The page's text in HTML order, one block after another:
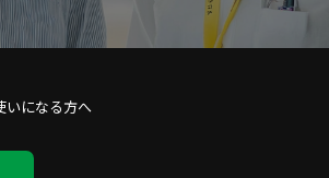
いになる方へ